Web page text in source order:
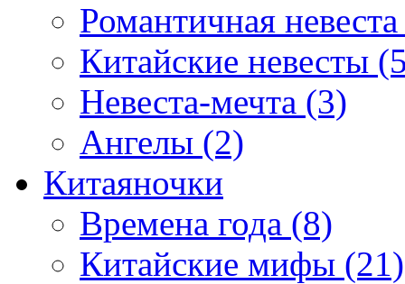
Романтичная
Китайские невесты
Невеста-мечта (3)
Ангелы (2)
Китаяночки
Времена года (8)
Китайские мифы (21)